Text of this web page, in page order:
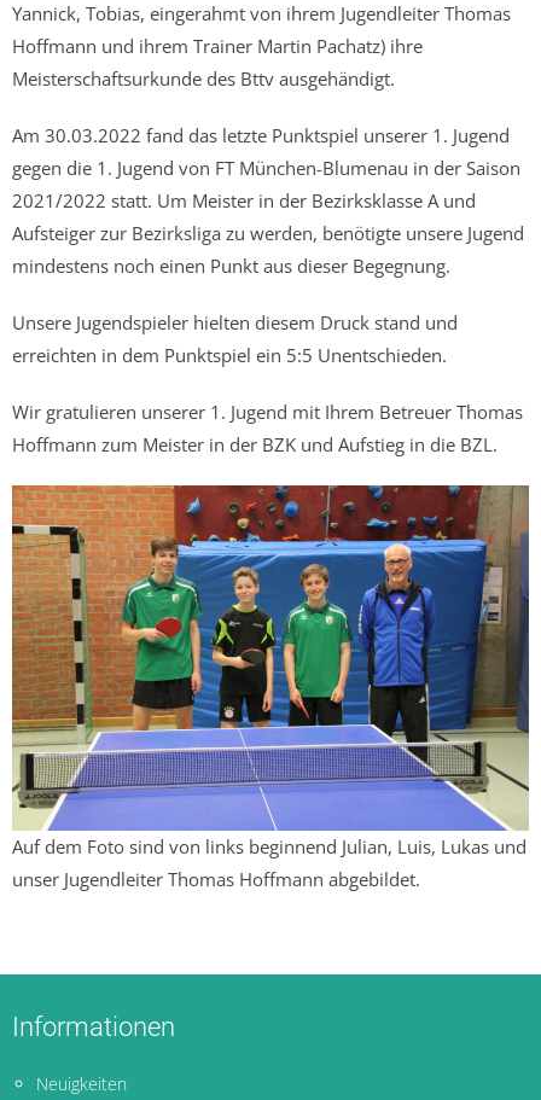
Yannick, Tobias, eingerahmt von ihrem Jugendleiter Thomas
Hoffmann und ihrem Trainer Martin Pachatz) ihre
Meisterschaftsurkunde des Bttv ausgehändigt.
Am 30.03.2022 fand das letzte Punktspiel unserer 1. Jugend
gegen die 1. Jugend von FT München-Blumenau in der Saison
2021/2022 statt. Um Meister in der Bezirksklasse A und
Aufsteiger zur Bezirksliga zu werden, benötigte unsere Jugend
mindestens noch einen Punkt aus dieser Begegnung.
Unsere Jugendspieler hielten diesem Druck stand und
erreichten in dem Punktspiel ein 5:5 Unentschieden.
Wir gratulieren unserer 1. Jugend mit Ihrem Betreuer Thomas
Hoffmann zum Meister in der BZK und Aufstieg in die BZL.
Auf dem Foto sind von links beginnend Julian, Luis, Lukas und
unser Jugendleiter Thomas Hoffmann abgebildet.
Informationen
Neuigkeiten